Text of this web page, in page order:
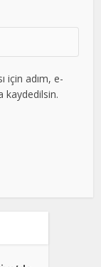
için adım, e-
kaydedilsin.